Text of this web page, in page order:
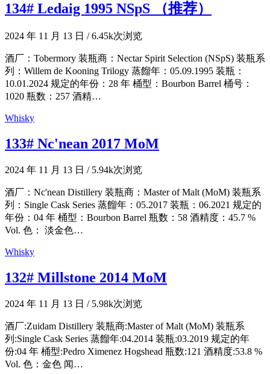
134# Ledaig 1995 NSpS （推荐）
2024 年 11 月 13 日 /6.45k次浏览
酒厂：Tobermory 装瓶商：Nectar Spirit Selection (NSpS) 装瓶系
列：Willem de Kooning Trilogy 蒸餾年：05.09.1995 装瓶：
10.01.2024 规定的年份：28 年 桶型：Bourbon Barrel 桶号：
1020 瓶数：257 酒精…
Whisky
133# Nc'nean 2017 MoM
2024 年 11 月 13 日 /5.94k次浏览
酒厂：Nc'nean Distillery 装瓶商：Master of Malt (MoM) 装瓶系
列：Single Cask Series 蒸餾年：05.2017 装瓶：06.2021 规定的
年份：04 年 桶型：Bourbon Barrel 瓶数：58 酒精度：45.7 %
Vol. 色： 淡金色…
Whisky
132# Millstone 2014 MoM
2024 年 11 月 13 日 /5.98k次浏览
酒厂:Zuidam Distillery 装瓶商:Master of Malt (MoM) 装瓶系
列:Single Cask Series 蒸餾年:04.2014 装瓶:03.2019 规定的年
份:04 年 桶型:Pedro Ximenez Hogshead 瓶数:121 酒精度:53.8 %
Vol. 色：金色 闻…